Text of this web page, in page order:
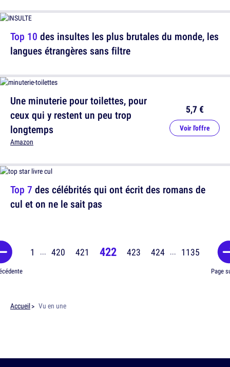
Une minuterie pour toilettes, pour
ceux qui y restent un peu trop
longtemps
Amazon
5,7 €
Voir l'offre
Top 10 des insultes les plus brutales du monde, les
langues étrangères sans filtre
Top 7 des célébrités qui ont écrit des romans de
cul et on ne le sait pas
1 ... 420 421 422 423 424 ... 1135
Page
Accueil Vu en une